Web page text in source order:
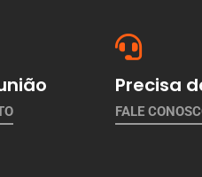
Precisa
FALE